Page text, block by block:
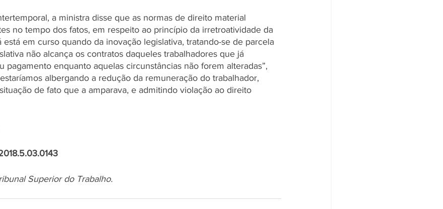
a ministra disse que as normas de direito material
no tempo dos fatos, em respeito ao princípio da irretroatividade da
está em curso quando da inovação legislativa, tratando-se de parcela
não alcança os contratos daqueles trabalhadores que já
pagamento enquanto aquelas circunstâncias não forem alteradas”,
albergando a redução da remuneração do trabalhador,
de fato que a amparava, e admitindo violação ao direito
Superior do Trabalho.